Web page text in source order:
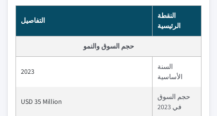
النقطة
الرئيسية
التفاصيل
حجم السوق والنمو
السنة
الأساسية
2023
حجم السوق
في 2023
USD 35 Million